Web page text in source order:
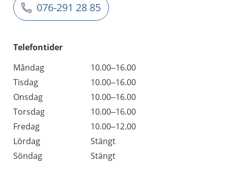
076-291 28 85
Telefontider
Måndag
10.00–16.00
Tisdag
10.00–16.00
Onsdag
10.00–16.00
Torsdag
10.00–16.00
Fredag
10.00–12.00
Lördag
Stängt
Söndag
Stängt